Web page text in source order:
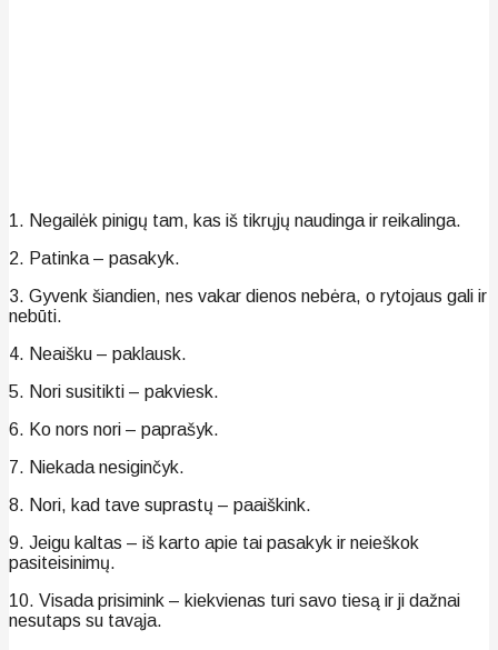
1. Negailėk pinigų tam, kas iš tikrųjų naudinga ir reikalinga.
2. Patinka – pasakyk.
3. Gyvenk šiandien, nes vakar dienos nebėra, o rytojaus gali ir
nebūti.
4. Neaišku – paklausk.
5. Nori susitikti – pakviesk.
6. Ko nors nori – paprašyk.
7. Niekada nesiginčyk.
8. Nori, kad tave suprastų – paaiškink.
9. Jeigu kaltas – iš karto apie tai pasakyk ir neieškok
pasiteisinimų.
10. Visada prisimink – kiekvienas turi savo tiesą ir ji dažnai
nesutaps su tavąja.